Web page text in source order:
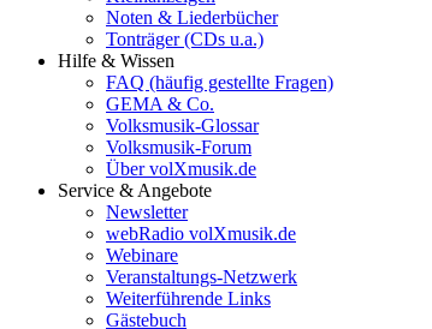
Noten & Liederbücher
Tonträger (CDs u.a.)
Hilfe & Wissen
FAQ (häufig gestellte Fragen)
GEMA & Co.
Volksmusik-Glossar
Volksmusik-Forum
Über volXmusik.de
Service & Angebote
Newsletter
webRadio volXmusik.de
Webinare
Veranstaltungs-Netzwerk
Weiterführende Links
Gästebuch